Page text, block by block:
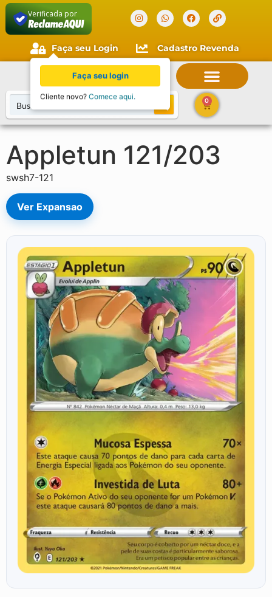
Verificada por
Faça seu Login Cadastro Revenda
0
Appletun 121/203
swsh7-121
Ver Expansao
Faça seu login
Cliente novo? Comece aqui.